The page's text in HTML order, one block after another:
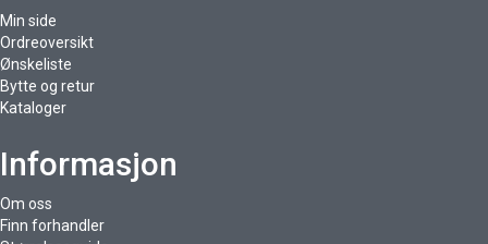
Min side
Ordreoversikt
Ønskeliste
Bytte og retur
Kataloger
Informasjon
Om oss
Finn forhandler